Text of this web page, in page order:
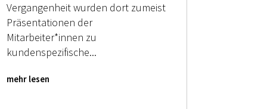
Vergangenheit wurden dort zumeist
Präsentationen der
Mitarbeiter*innen zu
kundenspezifische...
mehr lesen